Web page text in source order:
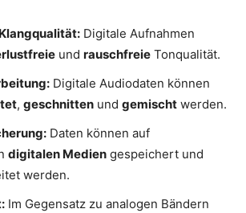
Digitale Aufnahmen
und rauschfreie Tonqualität.
Digitale Audiodaten können
, geschnitten und gemischt werden.
Daten können auf
digitalen Medien gespeichert und
werden.
Im Gegensatz zu analogen Bändern